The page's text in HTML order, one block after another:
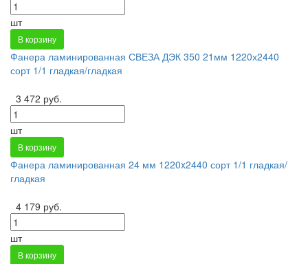
шт
В корзину
Фанера ламинированная СВЕЗА ДЭК 350 21мм 1220х2440
сорт 1/1 гладкая/гладкая
3 472 руб.
шт
В корзину
Фанера ламинированная 24 мм 1220x2440 сорт 1/1 гладкая/
гладкая
4 179 руб.
шт
В корзину